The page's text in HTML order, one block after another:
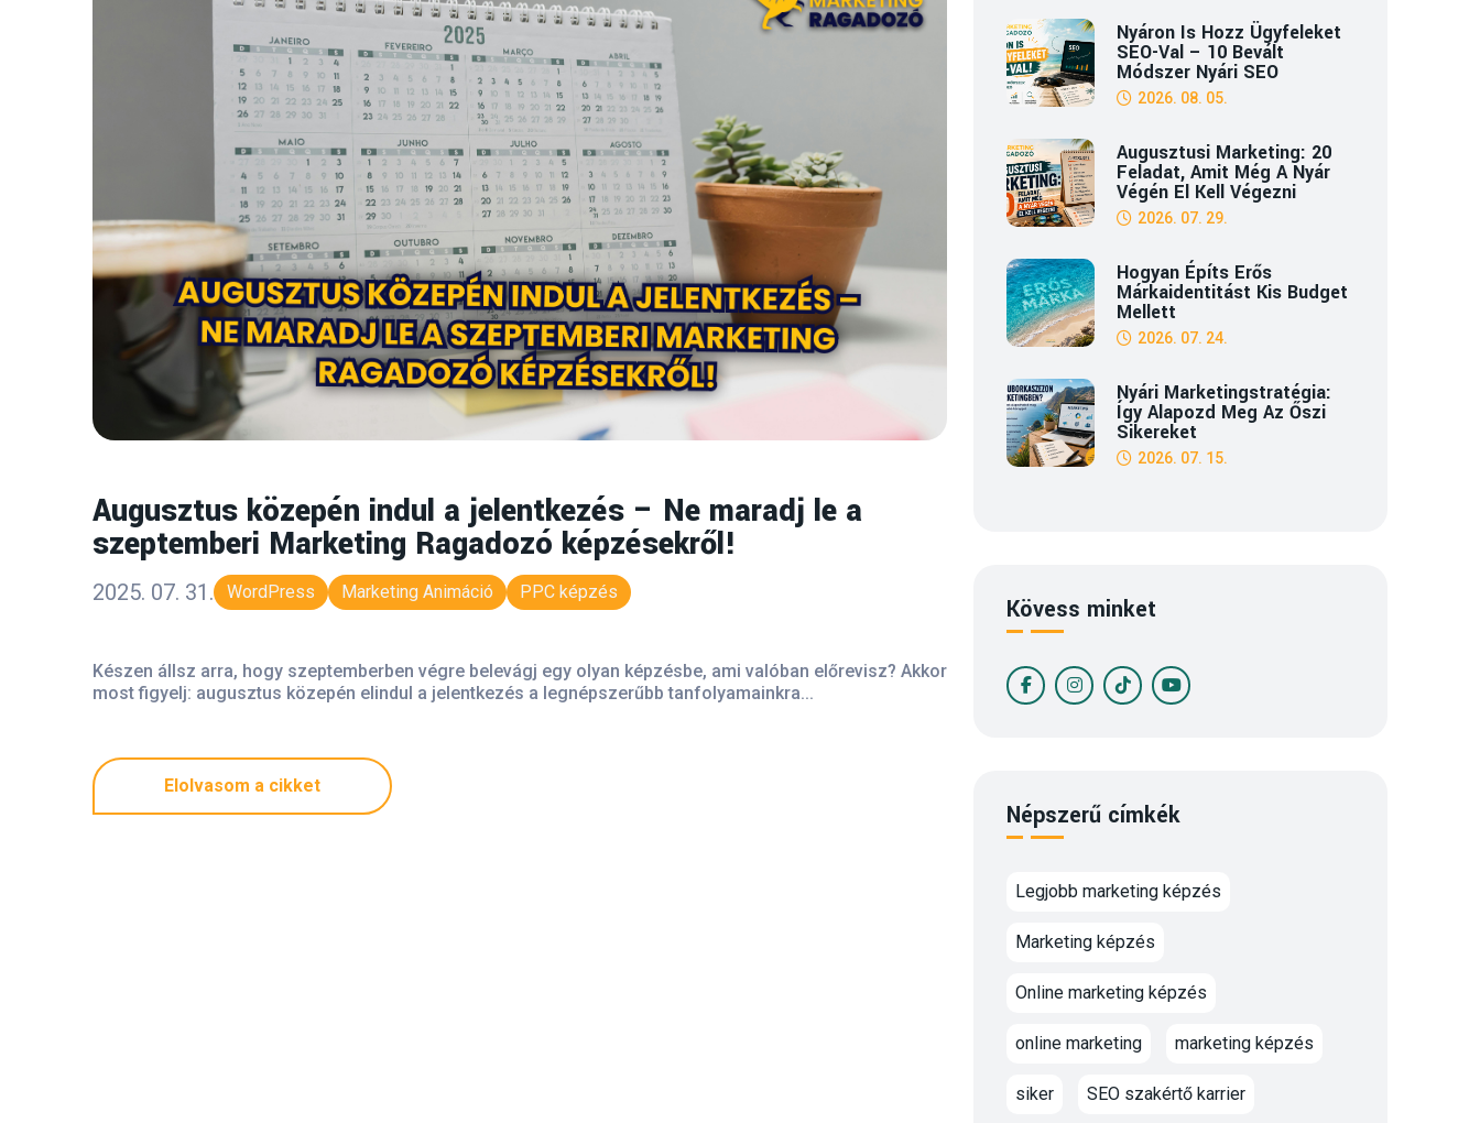
Augusztus közepén indul a jelentkezés – Ne maradj le a
szeptemberi Marketing Ragadozó képzésekről!
2025. 07. 31. WordPress Marketing Animáció PPC képzés
Készen állsz arra, hogy szeptemberben végre belevágj egy olyan képzésbe, ami valóban előrevisz? Akkor
most figyelj: augusztus közepén elindul a jelentkezés a legnépszerűbb tanfolyamainkra...
Elolvasom a cikket
Nyáron Is Hozz Ügyfeleket
SEO-Val – 10 Bevált
Módszer Nyári SEO
2026. 08. 05.
Augusztusi Marketing: 20
Feladat, Amit Még A Nyár
Végén El Kell Végezni
2026. 07. 29.
Hogyan Építs Erős
Márkaidentitást Kis Budget
Mellett
2026. 07. 24.
Nyári Marketingstratégia:
Így Alapozd Meg Az Őszi
Sikereket
2026. 07. 15.
Kövess minket
Népszerű címkék
Legjobb marketing képzés
Marketing képzés
Online marketing képzés
online marketing marketing képzés
siker SEO szakértő karrier